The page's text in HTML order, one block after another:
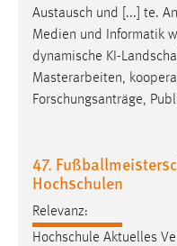
Austausch und [...] te.
Medien und Informatik
dynamische KI-
Masterarbeiten,
Forschungsanträge,
47.
Hochschulen
Relevanz:
Hochschule Aktuelles